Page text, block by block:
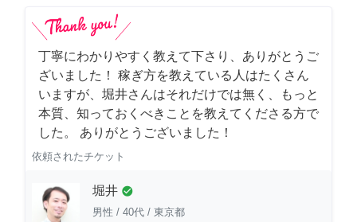
丁寧にわかりやすく教えて下さり、ありがとうご
ざいました！ 稼ぎ方を教えている人はたくさん
いますが、堀井さんはそれだけでは無く、もっと
本質、知っておくべきことを教えてくださる方で
した。 ありがとうございました！
依頼されたチケット
堀井 check_circle
男性 / 40代 / 東京都